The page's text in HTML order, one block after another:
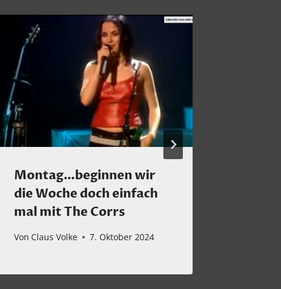
Montag…beginnen wir
die Woche doch einfach
mal mit The Corrs
Von Claus Volke 7. Oktober 2024